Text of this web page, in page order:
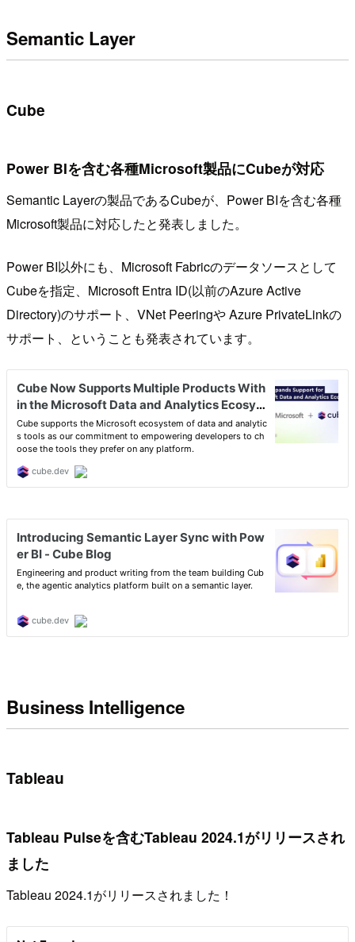
Semantic Layer
Cube
Power BIを含む各種Microsoft製品にCubeが対応
Semantic Layerの製品であるCubeが、Power BIを含む各種
Microsoft製品に対応したと発表しました。
Power BI以外にも、Microsoft Fabricのデータソースとして
Cubeを指定、Microsoft Entra ID(以前のAzure Active
Directory)のサポート、VNet Peeringや Azure PrivateLinkの
サポート、ということも発表されています。
Business Intelligence
Tableau
Tableau Pulseを含むTableau 2024.1がリリースされ
ました
Tableau 2024.1がリリースされました！